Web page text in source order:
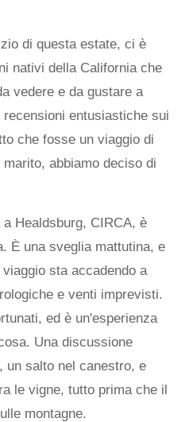
di questa estate, ci è
nativi della California che
vedere e da gustare a
entusiastiche sui
che fosse un viaggio di
abbiamo deciso di
Healdsburg, CIRCA, è
È una sveglia mattutina, e
sta accadendo a
e venti imprevisti.
ed è un'esperienza
Una discussione
un salto nel canestro, e
le vigne, tutto prima che il
montagne.